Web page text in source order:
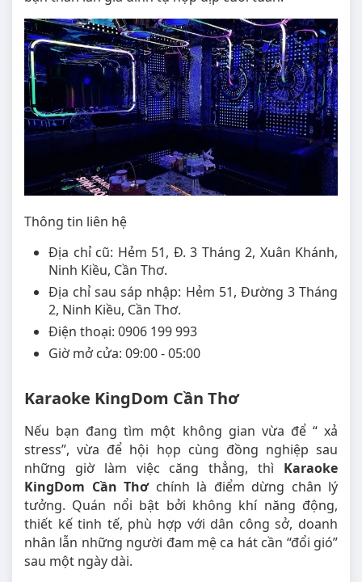
Thông tin liên hệ
Địa chỉ cũ: Hẻm 51, Đ. 3 Tháng 2, Xuân Khánh,
Ninh Kiều, Cần Thơ.
Địa chỉ sau sáp nhập: Hẻm 51, Đường 3 Tháng
2, Ninh Kiều, Cần Thơ.
Điện thoại: 0906 199 993
Giờ mở cửa: 09:00 - 05:00
Karaoke KingDom Cần Thơ
Nếu bạn đang tìm một không gian vừa để “ xả
stress”, vừa để hội họp cùng đồng nghiệp sau
những giờ làm việc căng thẳng, thì Karaoke
KingDom Cần Thơ chính là điểm dừng chân lý
tưởng. Quán nổi bật bởi không khí năng động,
thiết kế tinh tế, phù hợp với dân công sở, doanh
nhân lẫn những người đam mệ ca hát cần “đổi gió”
sau một ngày dài.